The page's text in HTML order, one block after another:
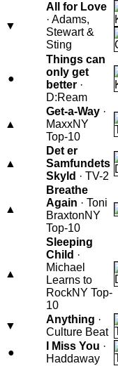
▼
All for Love
· Adams,
Stewart &
Sting
●
Things can
only get
better ·
D:Ream
▲
Get-a-Way ·
MaxxNY
Top-10
▲
Det er
Samfundets
Skyld · TV-2
▲
Breathe
Again · Toni
BraxtonNY
Top-10
▲
Sleeping
Child ·
Michael
Learns to
RockNY Top-
10
▼
Anything ·
Culture Beat
●
I Miss You ·
Haddaway